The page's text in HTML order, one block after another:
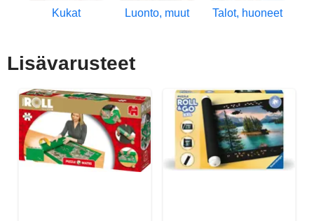
Kukat Luonto, muut Talot, huoneet
Lisävarusteet